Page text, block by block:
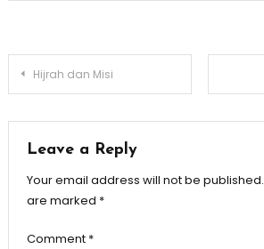
Post
navigation
Hijrah dan Misi
Leave a Reply
Your email address will not be published.
are marked *
Comment *